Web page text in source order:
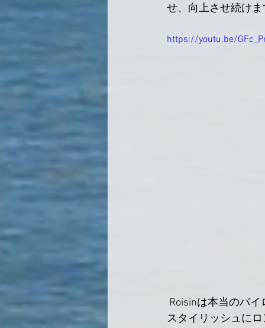
せ、向上させ続け
https://youtu.be/
Roisinは本当のバ
スタイリッシュに